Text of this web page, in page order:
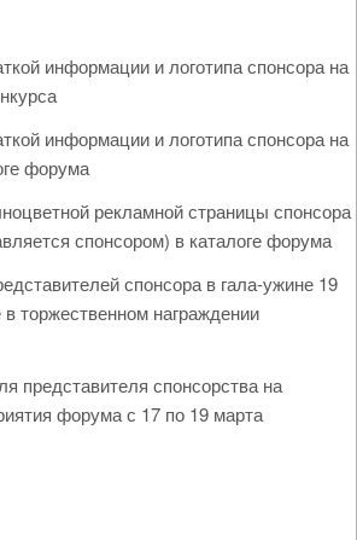
информации и логотипа спонсора на
информации и логотипа спонсора на
форума
рекламной страницы спонсора
спонсором) в каталоге форума
спонсора в гала-ужине 19
в торжественном награждении
представителя спонсорства на
форума с 17 по 19 марта